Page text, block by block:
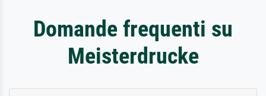
Domande frequenti su
Meisterdrucke